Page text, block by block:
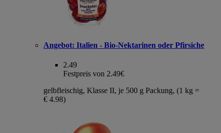
Angebot: Italien - Bio-Nektarinen oder Pfirsiche
2.49
Festpreis von 2.49€
gelbfleischig, Klasse II, je 500 g Packung, (1 kg =
€ 4.98)